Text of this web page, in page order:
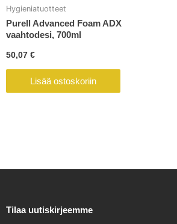
Hygieniatuotteet
Purell Advanced Foam ADX
vaahtodesi, 700ml
50,07 €
Lisää ostoskoriin
Tilaa uutiskirjeemme